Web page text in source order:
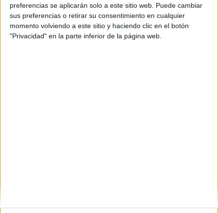
preferencias se aplicarán solo a este sitio web. Puede cambiar
sus preferencias o retirar su consentimiento en cualquier
momento volviendo a este sitio y haciendo clic en el botón
"Privacidad" en la parte inferior de la página web.
Buscar